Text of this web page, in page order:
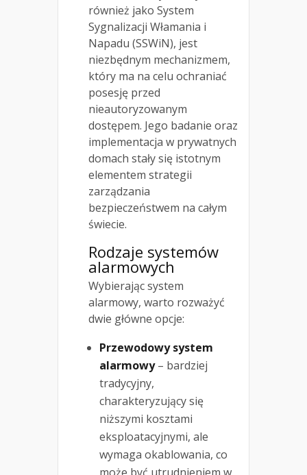
również jako System
Sygnalizacji Włamania i
Napadu (SSWiN), jest
niezbędnym mechanizmem,
który ma na celu ochraniać
posesję przed
nieautoryzowanym
dostępem. Jego badanie oraz
implementacja w prywatnych
domach stały się istotnym
elementem strategii
zarządzania
bezpieczeństwem na całym
świecie.
Rodzaje systemów
alarmowych
Wybierając system
alarmowy, warto rozważyć
dwie główne opcje:
Przewodowy system
alarmowy– bardziej
tradycyjny,
charakteryzujący się
niższymi kosztami
eksploatacyjnymi, ale
wymaga okablowania, co